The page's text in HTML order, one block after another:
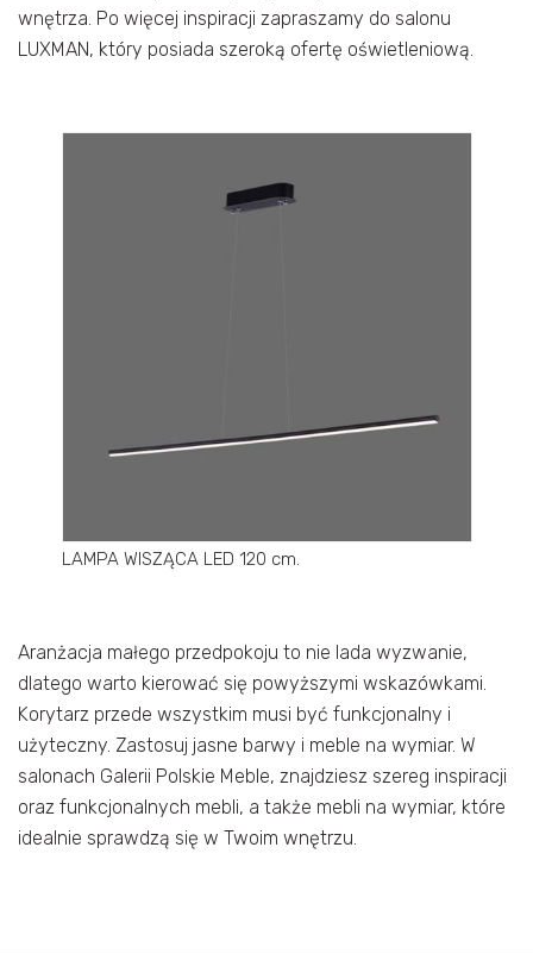
wnętrza. Po więcej inspiracji zapraszamy do salonu
LUXMAN, który posiada szeroką ofertę oświetleniową.
LAMPA WISZĄCA LED 120 cm.
Aranżacja małego przedpokoju to nie lada wyzwanie,
dlatego warto kierować się powyższymi wskazówkami.
Korytarz przede wszystkim musi być funkcjonalny i
użyteczny. Zastosuj jasne barwy i meble na wymiar. W
salonach Galerii Polskie Meble, znajdziesz szereg inspiracji
oraz funkcjonalnych mebli, a także mebli na wymiar, które
idealnie sprawdzą się w Twoim wnętrzu.